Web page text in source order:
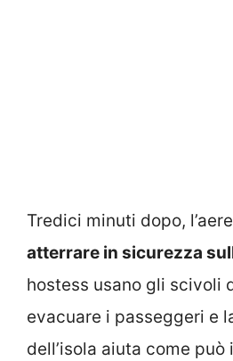
Tredici minuti dopo,
atterrare in sicurezza
hostess usano gli scivoli
evacuare i passeggeri e
dell’isola aiuta come